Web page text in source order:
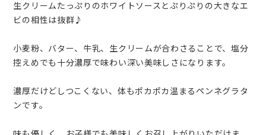
生クリームたっぷりのホワイトソースとぷりぷりの大きなエ
ビの相性は抜群♪
小麦粉、バター、牛乳、生クリームが合わさることで、塩分
控えめでも十分濃厚で味わい深い美味しさになります。
濃厚だけどしつこくない、体もポカポカ温まるペンネグラタ
ンです。